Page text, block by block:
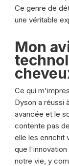
Ce genre de
une véritable
Mon
Ce qui
Dyson a réussi
avancée et le
contente pas
elle les enrichit
que
notre vie, y